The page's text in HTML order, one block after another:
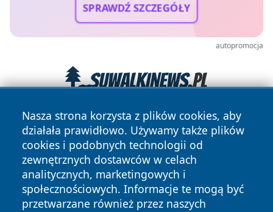
SPRAWDŹ SZCZEGÓŁY
autopromocja
Nasza strona korzysta z plików cookies, aby
działała prawidłowo. Używamy także plików
cookies i podobnych technologii od
zewnętrznych dostawców w celach
analitycznych, marketingowych i
społecznościowych. Informacje te mogą być
przetwarzane również przez naszych
Copyright © 2026 krzeszowiceinfo.pl Wszystkie prawa
zastrzeżone.